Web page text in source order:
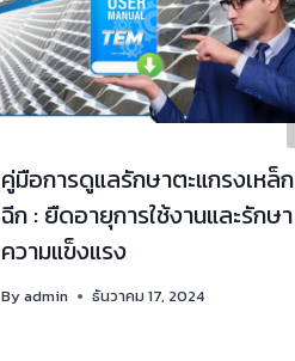
คู่มือการดูแลรักษาตะแกรงเหล็ก
ฉีก : ยืดอายุการใช้งานและรักษา
ความแข็งแรง
Byadmin ธันวาคม 17, 2024